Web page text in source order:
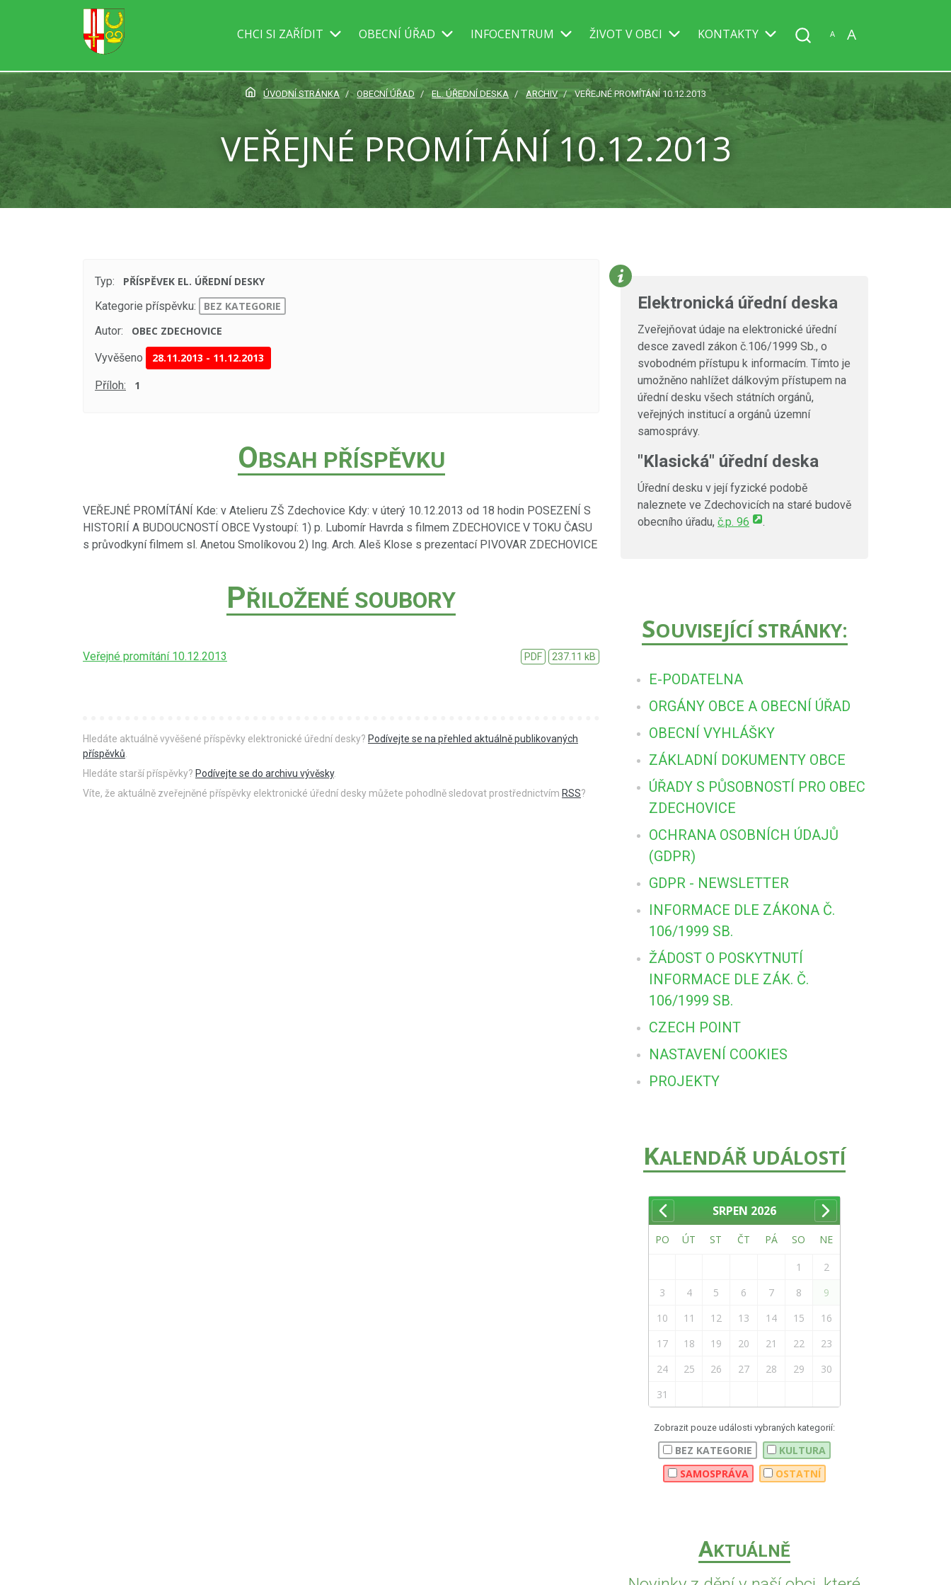
CHCI SI ZAŘÍDIT OBECNÍ ÚŘAD INFOCENTRUM ŽIVOT V OBCI KONTAKTY A A
ÚVODNÍ STRÁNKA OBECNÍ ÚŘAD EL. ÚŘEDNÍ DESKA ARCHIV VEŘEJNÉ PROMÍTÁNÍ 10.12.2013
VEŘEJNÉ PROMÍTÁNÍ 10.12.2013
Typ:
PŘÍSPĚVEK EL. ÚŘEDNÍ DESKY
Kategorie příspěvku:
BEZ KATEGORIE
Autor:
OBEC ZDECHOVICE
Vyvěšeno 28.11.2013 - 11.12.2013
Příloh: 1
OBSAH PŘÍSPĚVKU
VEŘEJNÉ PROMÍTÁNÍ Kde: v Atelieru ZŠ Zdechovice Kdy: v úterý 10.12.2013 od 18 hodin POSEZENÍ S
HISTORIÍ A BUDOUCNOSTÍ OBCE Vystoupí: 1) p. Lubomír Havrda s filmem ZDECHOVICE V TOKU ČASU
s průvodkyní filmem sl. Anetou Smolíkovou 2) Ing. Arch. Aleš Klose s prezentací PIVOVAR ZDECHOVICE
PŘILOŽENÉ SOUBORY
Veřejné promítání 10.12.2013 PDF 237.11 kB
Hledáte aktuálně vyvěšené příspěvky elektronické úřední desky? Podívejte se na přehled aktuálně publikovaných
příspěvků
Hledáte starší příspěvky? Podívejte se do archivu vývěsky.
Víte, že aktuálně zveřejněné příspěvky elektronické úřední desky můžete pohodlně sledovat prostřednictvím RSS?
Elektronická úřední deska
Zveřejňovat údaje na elektronické úřední
desce zavedl zákon č.106/1999 Sb., o
svobodném přístupu k informacím. Tímto je
umožněno nahlížet dálkovým přístupem na
úřední desku všech státních orgánů,
veřejných institucí a orgánů územní
samosprávy.
"Klasická" úřední deska
Úřední desku v její fyzické podobě
naleznete ve Zdechovicích na staré budově
obecního úřadu, č.p. 96 .
SOUVISEJÍCÍ STRÁNKY:
E-PODATELNA
ORGÁNY OBCE A OBECNÍ ÚŘAD
OBECNÍ VYHLÁŠKY
ZÁKLADNÍ DOKUMENTY OBCE
ÚŘADY S PŮSOBNOSTÍ PRO OBEC
ZDECHOVICE
OCHRANA OSOBNÍCH ÚDAJŮ
(GDPR)
GDPR - NEWSLETTER
INFORMACE DLE ZÁKONA Č.
106/1999 SB.
ŽÁDOST O POSKYTNUTÍ
INFORMACE DLE ZÁK. Č.
106/1999 SB.
CZECH POINT
NASTAVENÍ COOKIES
PROJEKTY
KALENDÁŘ UDÁLOSTÍ
SRPEN 2026
PO ÚT ST ČT PÁ SO NE
1
2
3
4 5 6 7 8
9
10
11 12 13 14 15
16
17
18 19 20 21 22
23
24
25 26 27 28 29
30
31
Zobrazit pouze události vybraných kategorií:
BEZ KATEGORIE
KULTURA
SAMOSPRÁVA
OSTATNÍ
AKTUÁLNĚ